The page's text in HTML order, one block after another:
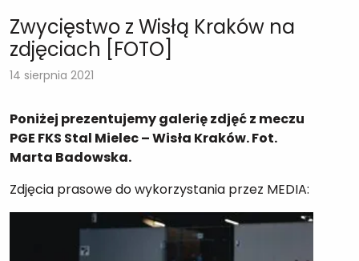
Zwycięstwo z Wisłą Kraków na
zdjęciach [FOTO]
14 sierpnia 2021
Poniżej prezentujemy galerię zdjęć z meczu
PGE FKS Stal Mielec – Wisła Kraków. Fot.
Marta Badowska.
Zdjęcia prasowe do wykorzystania przez MEDIA: